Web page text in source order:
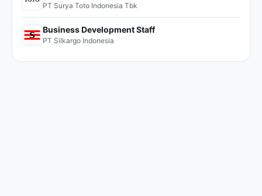
PT Surya Toto Indonesia Tbk
Business Development Staff
PT Silkargo Indonesia